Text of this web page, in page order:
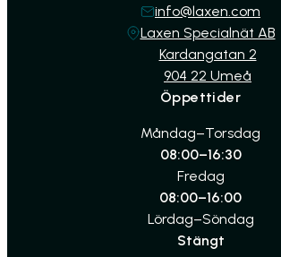
info@laxen.com
Laxen Specialnät AB
Kardangatan 2
904 22 Umeå
Öppettider
Måndag–Torsdag
08:00–16:30
Fredag
08:00–16:00
Lördag–Söndag
Stängt